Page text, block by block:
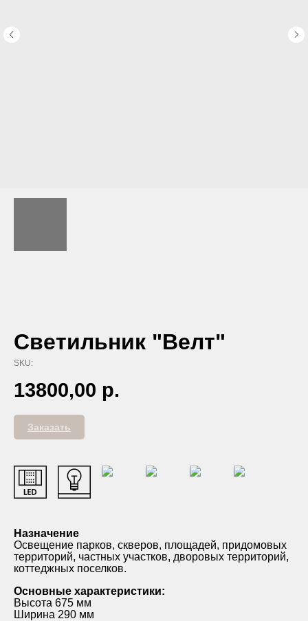
Светильник "Велт"
SKU:
13800,00 р.
Заказать
Назначение
Освещение парков, скверов, площадей, придомовых
территорий, частных участков, дворовых территорий,
коттеджных поселков.
Основные характеристики:
Высота 675 мм
Ширина 290 мм